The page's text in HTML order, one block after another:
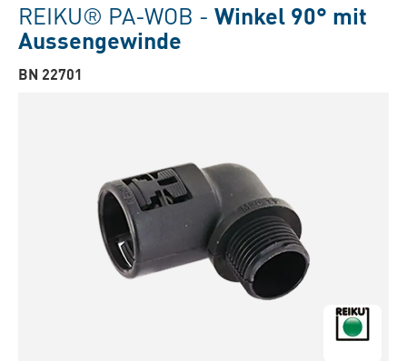
REIKU® PA-WOB - Winkel 90° mit
Aussengewinde
BN 22701